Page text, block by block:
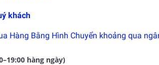
khách
Hàng Bằng Hình Chuyển khoảng qua
hàng ngày)